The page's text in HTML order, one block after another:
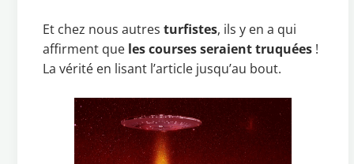
Et chez nous autresturfistes, ils y en a qui
affirment que les courses seraient truquées !
La vérité en lisant l’article jusqu’au bout.